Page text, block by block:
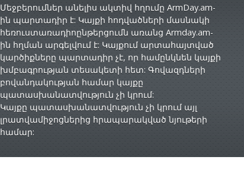
Մեջբերումներ անելիս ակտիվ հղումը ArmDay.am-
ին պարտադիր է: Կայքի հոդվածների մասնակի
հեռուստառադիոընթերցումն առանց Armday.am-
ին հղման արգելվում է: Կայքում արտահայտված
կարծիքները պարտադիր չէ, որ համընկնեն կայքի
խմբագրության տեսակետի հետ: Գովազդների
բովանդակության համար կայքը
պատասխանատվություն չի կրում:
Կայքը պատասխանատվություն չի կրում այլ
լրատվամիջոցներից հրապարակված նյութերի
համար: